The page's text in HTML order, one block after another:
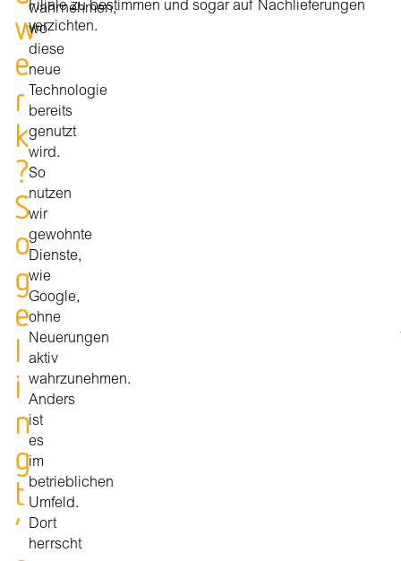
w
e
r
k
?
S
o
g
e
l
i
n
g
t
’
wahrnehmen,
wo
diese
neue
Technologie
bereits
genutzt
wird.
So
nutzen
wir
gewohnte
Dienste,
wie
Google,
ohne
Neuerungen
aktiv
wahrzunehmen.
Anders
ist
es
im
betrieblichen
Umfeld.
Dort
herrscht
Filiale zu bestimmen und sogar auf Nachlieferungen
verzichten.